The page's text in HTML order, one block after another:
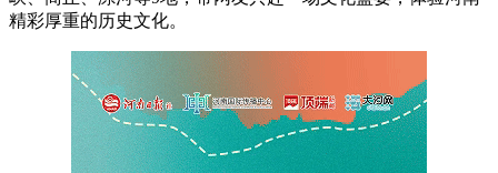
精彩厚重的历史文化。